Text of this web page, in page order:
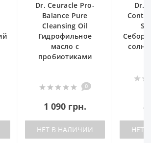
Dr.Ceuracle 5α
Control No Sebum
Sun Lotion
Себорегулирующий
cолнцезащитный
лосьон
820 грн.
НЕТ В НАЛИЧИИ
CU
1
В